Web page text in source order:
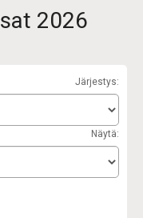
2026
Järjestys:
Näytä: